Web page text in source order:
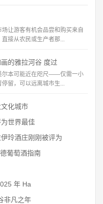
让游客有机会品尝和购买来自
接从农民或生产者那...
的雅拉河谷 度过
尔本可能近在咫尺——仅需一小
留，可以远离城市生...
化城市
世界最佳
玲酒庄刚刚被评为
葡萄酒指南
年 Ha
非凡之年